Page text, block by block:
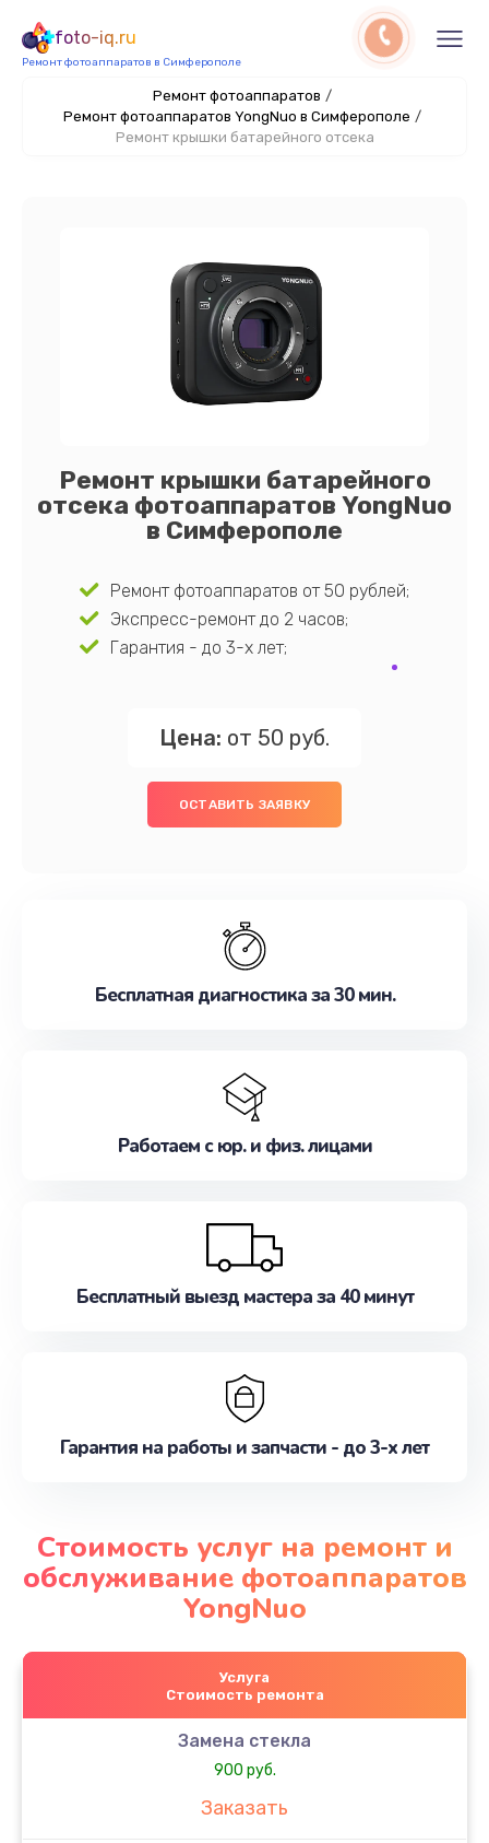
foto-iq.ru
Ремонт фотоаппаратов в Симферополе
Ремонт фотоаппаратов /
Ремонт фотоаппаратов YongNuo в Симферополе /
Ремонт крышки батарейного отсека
Ремонт крышки батарейного
отсека фотоаппаратов YongNuo
в Симферополе
Ремонт фотоаппаратов от 50 рублей;
Экспресс-ремонт до 2 часов;
Гарантия - до 3-х лет;
Цена: от 50 руб.
ОСТАВИТЬ ЗАЯВКУ
Бесплатная диагностика за 30 мин.
Работаем с юр. и физ. лицами
Бесплатный выезд мастера за 40 минут
Гарантия на работы и запчасти - до 3-х лет
Стоимость услуг на ремонт и
обслуживание фотоаппаратов
YongNuo
Услуга
Стоимость ремонта
Замена стекла
900 руб.
Заказать